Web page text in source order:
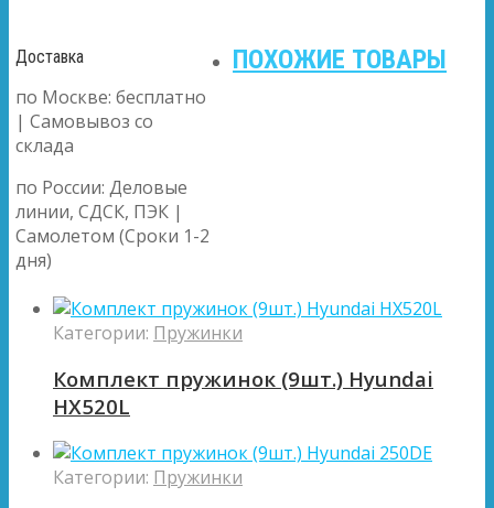
Доставка
по Москве: бесплатно
| Самовывоз со
склада
по России: Деловые
линии, СДСК, ПЭК |
Самолетом (Сроки 1-2
дня)
ПОХОЖИЕ ТОВАРЫ
Категории: Пружинки
Комплект пружинок (9шт.) Hyundai
HX520L
Категории: Пружинки